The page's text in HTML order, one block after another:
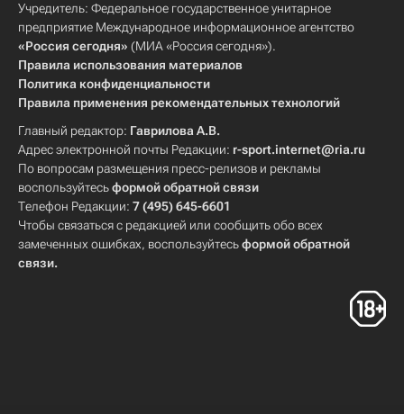
Учредитель: Федеральное государственное унитарное
предприятие Международное информационное агентство
«Россия сегодня» (МИА «Россия сегодня»).
Правила использования материалов
Политика конфиденциальности
Правила применения рекомендательных технологий
Главный редактор: Гаврилова А.В.
Адрес электронной почты Редакции: r-sport.internet@ria.ru
По вопросам размещения пресс-релизов и рекламы
воспользуйтесьформой обратной связи
Телефон Редакции: 7 (495) 645-6601
Чтобы связаться с редакцией или сообщить обо всех
замеченных ошибках, воспользуйтесьформой обратной
связи.